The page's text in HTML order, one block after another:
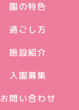
園の特色
過ごし方
施設紹介
入園募集
お問い合わせ